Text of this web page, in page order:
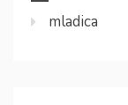
mladica